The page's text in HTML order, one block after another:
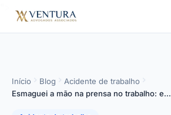
Início Blog
Acidente de trabalho
Esmaguei a mão na prensa no trabalho: e…